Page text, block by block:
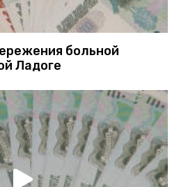
больной
Ладоге